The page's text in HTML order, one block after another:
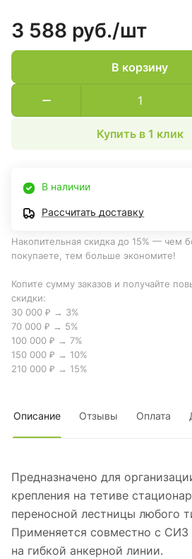
3 588 руб./шт
В корзину
Купить в 1 клик
В наличии
Рассчитать доставку
Накопительная скидка до 15% — чем
покупаете, тем больше экономите!
Копите сумму заказов и получайте
скидки:
30 000 ₽ → 3%
70 000 ₽ → 5%
100 000 ₽ → 7%
150 000 ₽ → 10%
210 000 ₽ → 15%
Описание Отзывы Оплата
Предназначено для
крепления на тетиве
переносной лестницы любого
Применяется совместно с СИЗ
на гибкой анкерной линии.